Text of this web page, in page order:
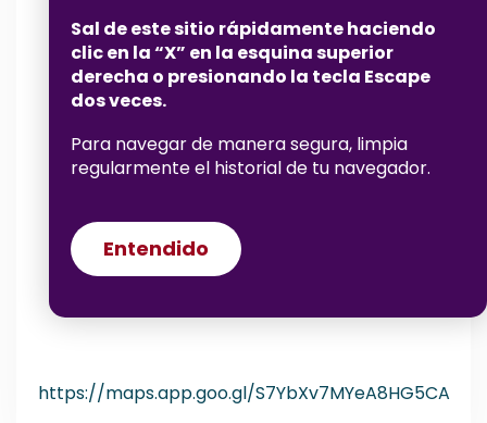
https://maps.app.goo.gl/S7YbXv7MYeA8HG5CA
Sal de este sitio rápidamente haciendo
clic en la “X” en la esquina superior
derecha o presionando la tecla Escape
dos veces.
Para navegar de manera segura, limpia
regularmente el historial de tu navegador.
Entendido